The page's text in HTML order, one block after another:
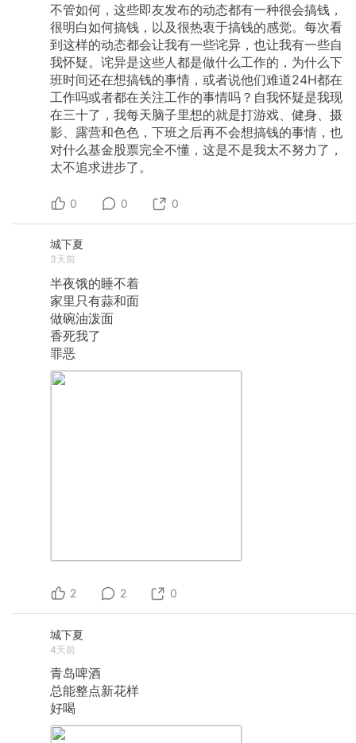
不管如何，这些即友发布的动态都有一种很会搞钱，
很明白如何搞钱，以及很热衷于搞钱的感觉。每次看
到这样的动态都会让我有一些诧异，也让我有一些自
我怀疑。诧异是这些人都是做什么工作的，为什么下
班时间还在想搞钱的事情，或者说他们难道24H都在
工作吗或者都在关注工作的事情吗？自我怀疑是我现
在三十了，我每天脑子里想的就是打游戏、健身、摄
影、露营和色色，下班之后再不会想搞钱的事情，也
对什么基金股票完全不懂，这是不是我太不努力了，
太不追求进步了。
0 0 0
城下夏
3天前
半夜饿的睡不着
家里只有蒜和面
做碗油泼面
香死我了
罪恶
2 2 0
城下夏
4天前
青岛啤酒
总能整点新花样
好喝